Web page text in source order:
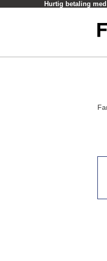
Hurtig betaling